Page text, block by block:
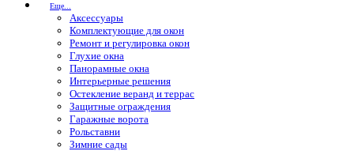
Еще...
Аксессуары
Комплектующие для окон
Ремонт и регулировка окон
Глухие окна
Панорамные окна
Интерьерные решения
Остекление веранд и террас
Защитные ограждения
Гаражные ворота
Рольставни
Зимние сады